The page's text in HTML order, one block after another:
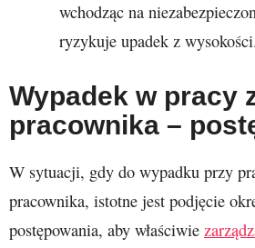
wchodząc na
ryzykuje upadek z
Wypadek w pracy
pracownika –
W sytuacji, gdy do wypadku przy
pracownika, istotne jest podjęcie
postępowania, aby właściwie